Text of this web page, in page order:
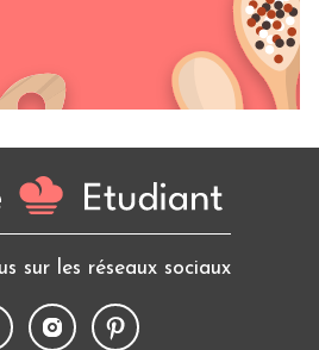
sur les réseaux sociaux